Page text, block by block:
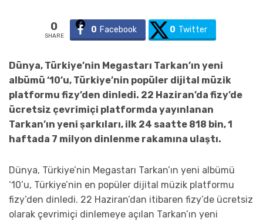
0
SHARE
0 Facebook 0 Twitter
Dünya, Türkiye’nin Megastarı Tarkan’ın yeni
albümü ‘10’u, Türkiye’nin popüler dijital müzik
platformu fizy’den dinledi. 22 Haziran’da fizy’de
ücretsiz çevrimiçi platformda yayınlanan
Tarkan’ın yeni şarkıları, ilk 24 saatte 818 bin, 1
haftada 7 milyon dinlenme rakamına ulaştı.
Dünya, Türkiye’nin Megastarı Tarkan’ın yeni albümü
‘10’u, Türkiye’nin en popüler dijital müzik platformu
fizy’den dinledi. 22 Haziran’dan itibaren fizy’de ücretsiz
olarak çevrimiçi dinlemeye açılan Tarkan’ın yeni